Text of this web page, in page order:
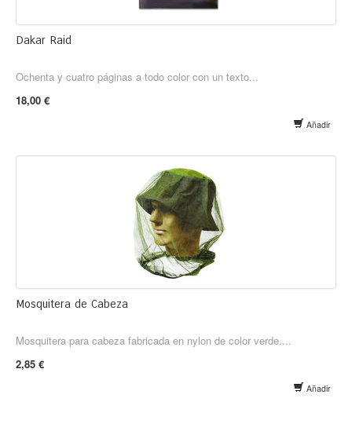
Dakar Raid
Ochenta y cuatro páginas a todo color con un texto...
18,00 €
Añadir
Mosquitera de Cabeza
Mosquitera para cabeza fabricada en nylon de color verde....
2,85 €
Añadir